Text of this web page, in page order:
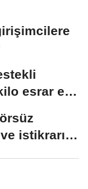
esrar ele
istikrarın